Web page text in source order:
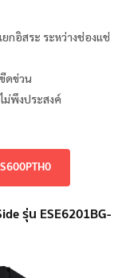
กอิสระ ระหว่างช่องแช่
ดข่วน
ม่พึงประสงค์
รุ่น ESE6201BG-